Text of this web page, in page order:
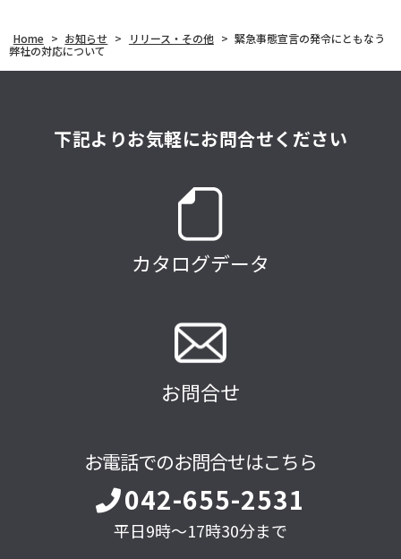
Home > お知らせ > リリース・その他 > 緊急事態宣言の発令にともなう
弊社の対応について
下記よりお気軽にお問合せください
カタログデータ
お問合せ
お電話でのお問合せはこちら
042-655-2531
平日9時～17時30分まで